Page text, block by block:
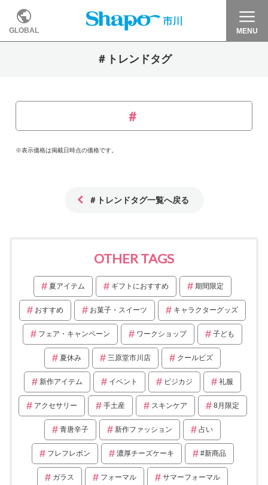
GLOBAL MENU
＃トレンドタグ
※表示価格は掲載日時点の価格です。
＃トレンドタグ一覧へ戻る
OTHER TAGS
夏アイテム ギフトにおすすめ 期間限定
おすすめ お菓子・スイーツ キャラクターグッズ
フェア・キャンペーン ワークショップ 子ども
夏休み 三原堂市川店 クールビズ
新作アイテム イベント ビジカジ 礼服
アクセサリー 手土産 スキンケア 8月限定
青唐辛子 新作ファッション 占い
フレフレボン 濃厚チーズケーキ #新商品
ガラス フォーマル サマーフォーマル